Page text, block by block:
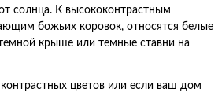
солнца. К высококонтрастным
божьих коровок, относятся белые
крыше или темные ставни на
цветов или если ваш дом